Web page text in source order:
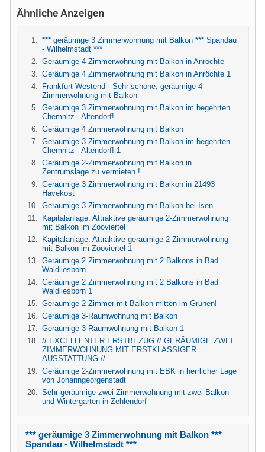
Ähnliche Anzeigen
*** geräumige 3 Zimmerwohnung mit Balkon *** Spandau
- Wilhelmstadt ***
Geräumige 4 Zimmerwohnung mit Balkon in Anröchte
Geräumige 4 Zimmerwohnung mit Balkon in Anröchte 1
Frankfurt-Westend - Sehr schöne, geräumige 4-
Zimmerwohnung mit Balkon
Geräumige 3 Zimmerwohnung mit Balkon im begehrten
Chemnitz - Altendorf!
Geräumige 4 Zimmerwohnung mit Balkon
Geräumige 3 Zimmerwohnung mit Balkon im begehrten
Chemnitz - Altendorf! 1
Geräumige 2-Zimmerwohnung mit Balkon in
Zentrumslage zu vermieten !
Geräumige 3 Zimmerwohnung mit Balkon in 21493
Havekost
Geräumige 3-Zimmerwohnung mit Balkon bei Isen
Kapitalanlage: Attraktive geräumige 2-Zimmerwohnung
mit Balkon im Zooviertel
Kapitalanlage: Attraktive geräumige 2-Zimmerwohnung
mit Balkon im Zooviertel 1
Geräumige 2 Zimmerwohnung mit 2 Balkons in Bad
Waldliesborn
Geräumige 2 Zimmerwohnung mit 2 Balkons in Bad
Waldliesborn 1
Geräumige 2 Zimmer mit Balkon mitten im Grünen!
Geräumige 3-Raumwohnung mit Balkon
Geräumige 3-Raumwohnung mit Balkon 1
// EXCELLENTER ERSTBEZUG // GERÄUMIGE ZWEI
ZIMMERWOHNUNG MIT ERSTKLASSIGER
AUSSTATTUNG //
Geräumige 2-Zimmerwohnung mit EBK in herrlicher Lage
von Johanngeorgenstadt
Sehr geräumige zwei Zimmerwohnung mit zwei Balkon
und Wintergarten in Zehlendorf
*** geräumige 3 Zimmerwohnung mit Balkon ***
Spandau - Wilhelmstadt ***